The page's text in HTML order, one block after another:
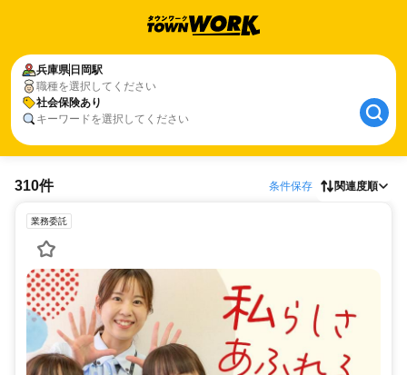
兵庫県 日岡駅
職種を選択してください
社会保険あり
キーワードを選択してください
310件 条件保存 関連度順
業務委託